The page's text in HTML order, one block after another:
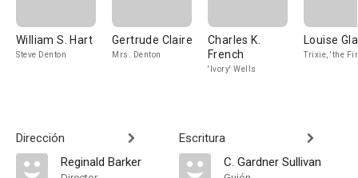
William S. Hart
Steve Denton
Gertrude Claire
Mrs. Denton
Charles K.
French
'Ivory' Wells
Louise
Trixie, 'the
Dirección
Reginald Barker
Escritura
C. Gardner Sullivan